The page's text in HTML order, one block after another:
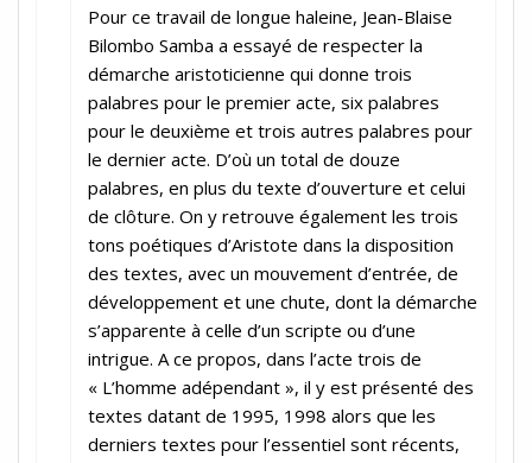
Pour ce travail de longue haleine, Jean-Blaise
Bilombo Samba a essayé de respecter la
démarche aristoticienne qui donne trois
palabres pour le premier acte, six palabres
pour le deuxième et trois autres palabres pour
le dernier acte. D’où un total de douze
palabres, en plus du texte d’ouverture et celui
de clôture. On y retrouve également les trois
tons poétiques d’Aristote dans la disposition
des textes, avec un mouvement d’entrée, de
développement et une chute, dont la démarche
s’apparente à celle d’un scripte ou d’une
intrigue. A ce propos, dans l’acte trois de
« L’homme adépendant », il y est présenté des
textes datant de 1995, 1998 alors que les
derniers textes pour l’essentiel sont récents,